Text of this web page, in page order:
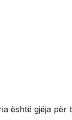
është gjëja